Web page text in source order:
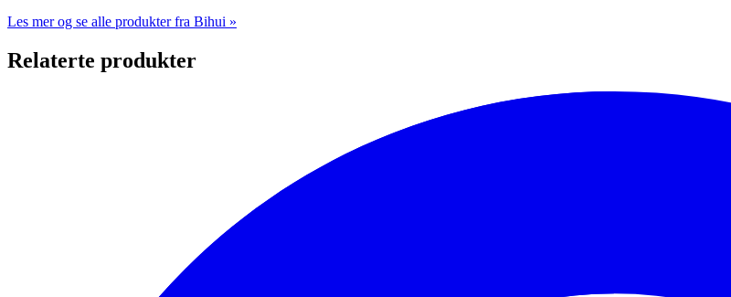
Les mer og se alle produkter fra Bihui »
Relaterte produkter